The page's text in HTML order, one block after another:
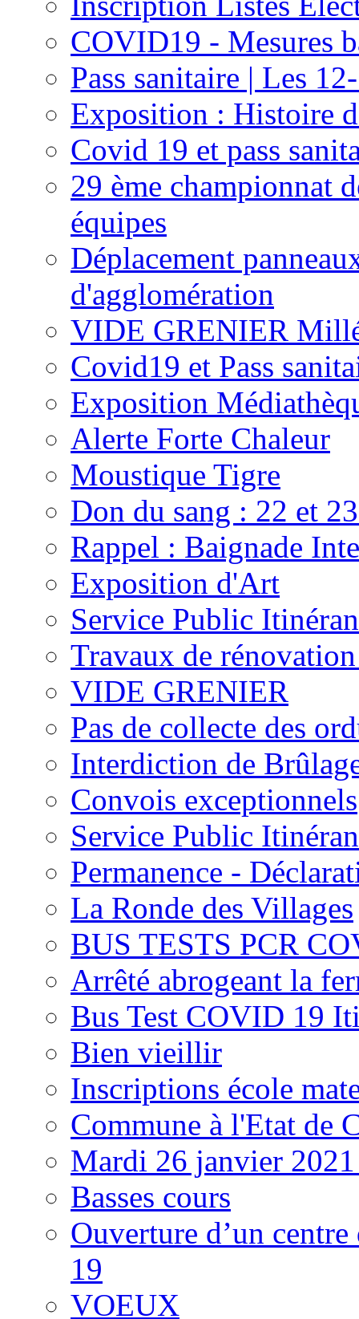
COVID19 - Mesures
Pass sanitaire | Les
Exposition : Histoire
Covid 19 et pass
29 ème championnat
équipes
Déplacement
d'agglomération
VIDE GRENIER
Covid19 et Pass
Exposition
Alerte Forte Chaleur
Moustique Tigre
Don du sang : 22 et
Rappel : Baignade
Exposition d'Art
Service Public
Travaux de
VIDE GRENIER
Pas de collecte des
Interdiction de
Convois exceptionnels
Service Public
Permanence -
La Ronde des Villages
BUS TESTS PCR
Arrêté abrogeant la
Bus Test COVID 19
Bien vieillir
Inscriptions école
Commune à l'Etat de
Mardi 26 janvier 2021
Basses cours
Ouverture d’un
19
VOEUX